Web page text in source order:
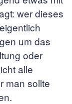
wer dieses
um das
oder
alle
man sollte